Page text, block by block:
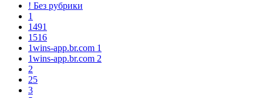
! Без рубрики
1
1491
1516
1wins-app.br.com 1
1wins-app.br.com 2
2
25
3